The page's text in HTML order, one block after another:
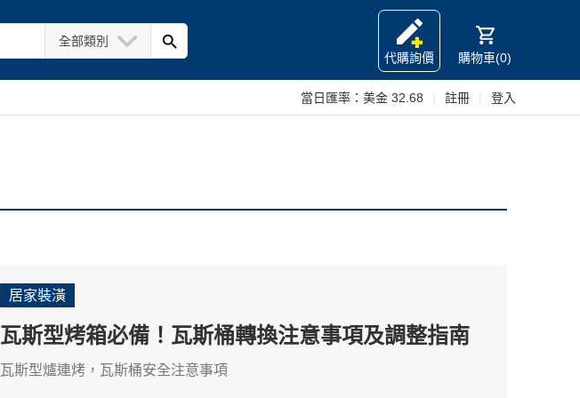
全部類別
代購詢價
購物車(0)
當日匯率： 美金 32.68 註冊 登入
居家裝潢
瓦斯型烤箱必備！瓦斯桶轉換注意事項及調整指南
瓦斯型爐連烤，瓦斯桶安全注意事項